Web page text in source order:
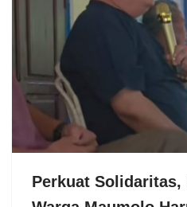
Perkuat Solidaritas,